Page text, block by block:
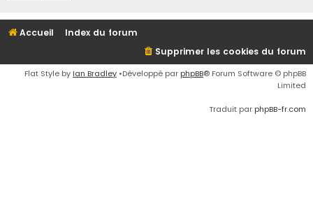
Accueil
Index du forum
Supprimer les cookies du forum
Flat Style by Ian Bradley •Développé par phpBB® Forum Software © phpBB
Limited
Traduit par phpBB-fr.com